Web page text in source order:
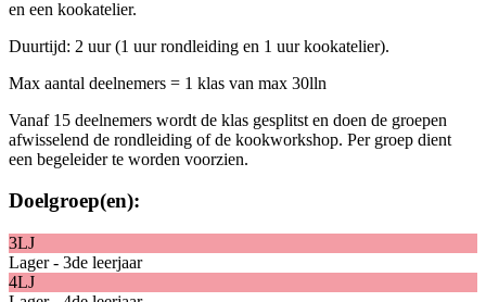
en een kookatelier.
Duurtijd: 2 uur (1 uur rondleiding en 1 uur kookatelier).
Max aantal deelnemers = 1 klas van max 30lln
Vanaf 15 deelnemers wordt de klas gesplitst en doen de groepen
afwisselend de rondleiding of de kookworkshop. Per groep dient
een begeleider te worden voorzien.
Doelgroep(en):
3LJ
Lager - 3de leerjaar
4LJ